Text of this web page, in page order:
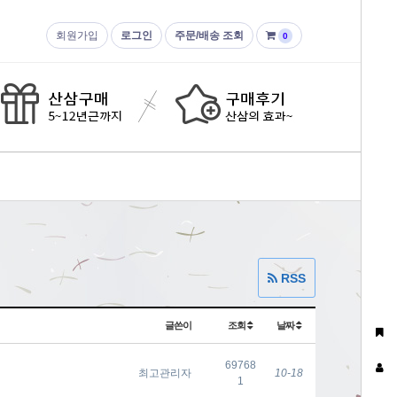
회원가입 로그인 주문/배송 조회 0
RSS
글쓴이 조회 날짜
최고관리자
69768
1
10-18